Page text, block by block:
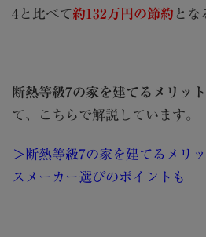
4と比べて約132万円の節約 とな
断熱等級7の家を建てるメリッ
て、こちらで解説しています。
＞断熱等級7の家を建てるメリ
スメーカー選びのポイントも